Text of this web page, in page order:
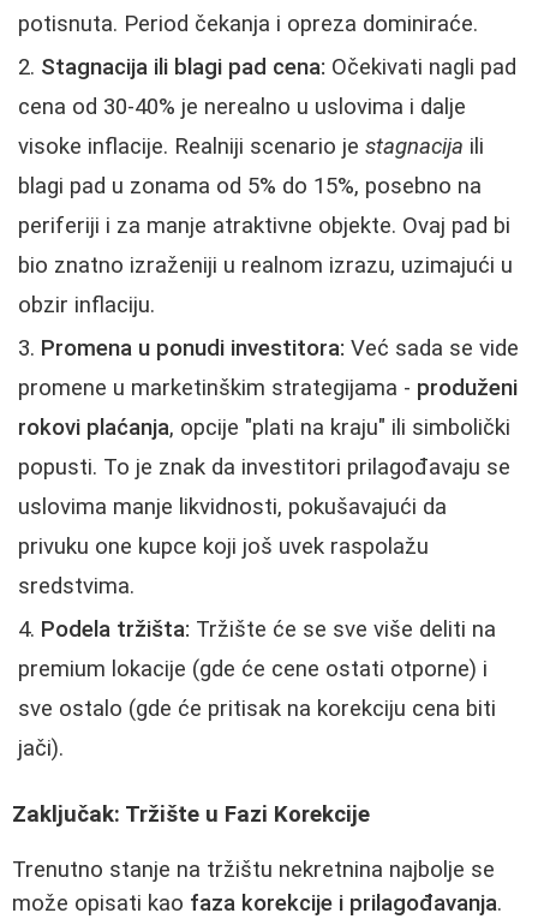
potisnuta. Period čekanja i opreza dominiraće.
Stagnacija ili blagi pad cena: Očekivati nagli pad
cena od 30-40% je nerealno u uslovima i dalje
visoke inflacije. Realniji scenario je stagnacija ili
blagi pad u zonama od 5% do 15%, posebno na
periferiji i za manje atraktivne objekte. Ovaj pad bi
bio znatno izraženiji u realnom izrazu, uzimajući u
obzir inflaciju.
Promena u ponudi investitora: Već sada se vide
promene u marketinškim strategijama - produženi
rokovi plaćanja, opcije "plati na kraju" ili simbolički
popusti. To je znak da investitori prilagođavaju se
uslovima manje likvidnosti, pokušavajući da
privuku one kupce koji još uvek raspolažu
sredstvima.
Podela tržišta: Tržište će se sve više deliti na
premium lokacije (gde će cene ostati otporne) i
sve ostalo (gde će pritisak na korekciju cena biti
jači).
Zaključak: Tržište u Fazi Korekcije
Trenutno stanje na tržištu nekretnina najbolje se
može opisati kao faza korekcije i prilagođavanja.